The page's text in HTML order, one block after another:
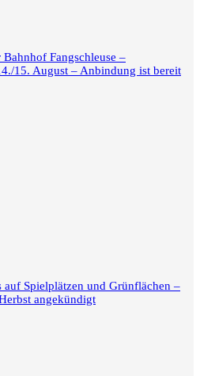
Bahnhof Fangschleuse –
15. August – Anbindung ist bereit
auf Spielplätzen und Grünflächen –
angekündigt